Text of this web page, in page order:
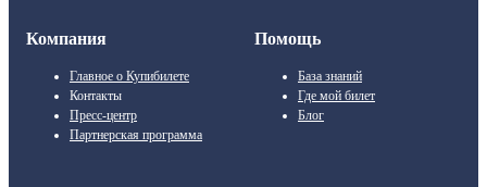
Компания
Главное о Купибилете
Контакты
Пресс-центр
Партнерская программа
Помощь
База знаний
Где мой билет
Блог